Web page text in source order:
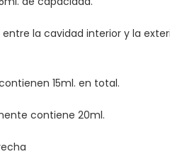
entre la cavidad interior y la
15ml. en total.
contiene 20ml.